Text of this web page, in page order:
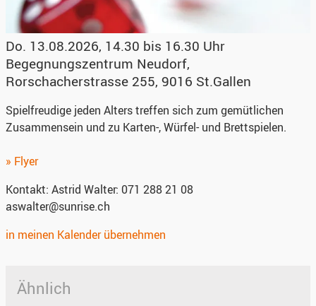
Do. 13.08.2026, 14.30 bis 16.30 Uhr
Begegnungszentrum Neudorf,
Rorschacherstrasse 255, 9016 St.Gallen
Spielfreudige jeden Alters treffen sich zum gemütlichen
Zusammensein und zu Karten-, Würfel- und Brettspielen.
» Flyer
Kontakt: Astrid Walter: 071 288 21 08
aswalter@sunrise.ch
in meinen Kalender übernehmen
Ähnlich